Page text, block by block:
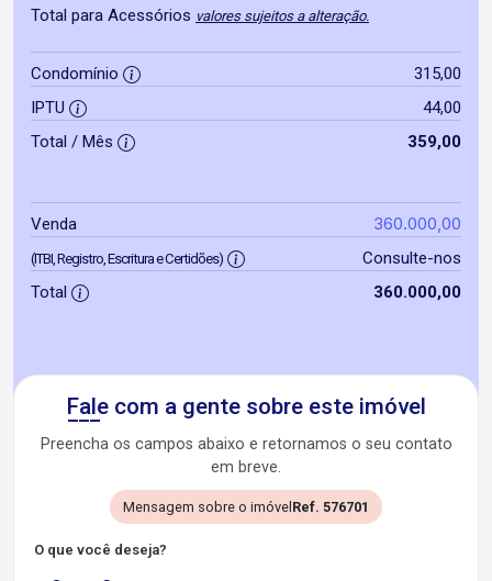
Total para Acessórios valores sujeitos a alteração.
Condomínio
315,00
IPTU
44,00
Total / Mês
359,00
Venda 360.000,00
(ITBI, Registro, Escritura e Certidões)
Consulte-nos
Total
360.000,00
Fale com a gente sobre este imóvel
Preencha os campos abaixo e retornamos o seu contato
em breve.
Mensagem sobre o imóvel Ref. 576701
O que você deseja?